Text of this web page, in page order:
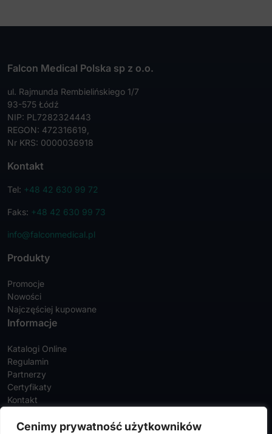
Cenimy prywatność użytkowników
Falcon Medical Polska sp z o.o.
ul. Rajmunda Rembielińskiego 1/7
93-575 Łódź
NIP: PL7282324443
REGON: 472316619,
Nr KRS: 0000036918
Kontakt
Tel: +48 42 630 99 72
Faks: +48 42 630 99 73
info@falconmedical.pl
Produkty
Promocje
Nowości
Najczęściej kupowane
Informacje
Katalogi Online
Regulamin
Partnerzy
Certyfikaty
Kontakt